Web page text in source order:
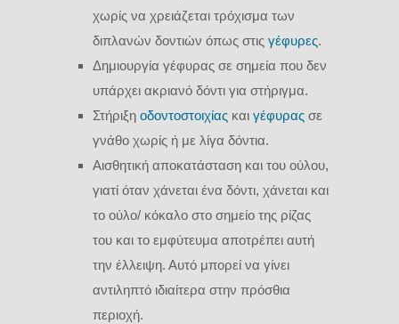
χωρίς να χρειάζεται τρόχισμα των
διπλανών δοντιών όπως στις γέφυρες.
Δημιουργία γέφυρας σε σημεία που δεν
υπάρχει ακριανό δόντι για στήριγμα.
Στήριξη οδοντοστοιχίας και γέφυρας σε
γνάθο χωρίς ή με λίγα δόντια.
Αισθητική αποκατάσταση και του ούλου,
γιατί όταν χάνεται ένα δόντι, χάνεται και
το ούλο/ κόκαλο στο σημείο της ρίζας
του και το εμφύτευμα αποτρέπει αυτή
την έλλειψη. Αυτό μπορεί να γίνει
αντιληπτό ιδιαίτερα στην πρόσθια
περιοχή.